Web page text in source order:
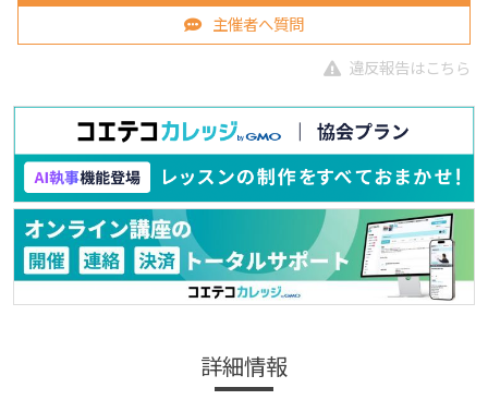
主催者へ質問
違反報告はこちら
詳細情報